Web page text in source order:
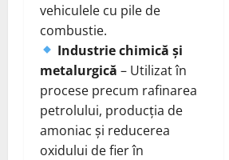
vehiculele cu pile de
combustie.
Industrie chimică și
metalurgică – Utilizat în
procese precum rafinarea
petrolului, producția de
amoniac și reducerea
oxidului de fier în